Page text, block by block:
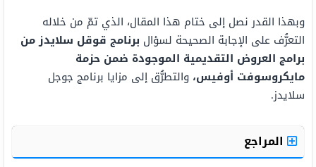
وبهذا القدر نصل إلى ختام هذا المقال، الذي تمّ من خلاله
التعرُّف على الإجابة الصحيحة لسؤال برنامج قوقل سلايدز من
برامج العروض التقديمية الموجودة ضمن حزمة
مايكروسوفت أوفيس، والتطرُّق إلى مزايا برنامج جوجل
سلايدز.
المراجع